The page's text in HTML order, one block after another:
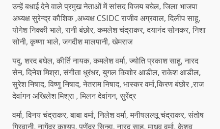
उन्हें बधाई देने वाले प्रमुख नेताओं में सांसद विजय बघेल, जिला भाजपा
अध्यक्ष सुरेन्द्र कौशिक ,अध्यक्ष CSIDC राजीव अग्रवाल, दिलीप साहू,
योगेश निक्की भाले, रानी बंछोर, कमलेश चंद्राकर, दयानंद सोनकर, निशा
सोनी, कृष्णा भाले, जगदीश मालपानी, खेमराज
यदु, शरद बघेल, कीर्ति नायक, कमलेश वर्मा, ज्योति प्रकाश साहू, नारद
सेन, दिनेश मिश्रा, संगीता धुरंधर, युगल किशोर आडील, राकेश आडील,
सुरेश निषाद, विष्णु निषाद, नेतराम निषाद, भास्कर वर्मा,किरण बंछोर ,राज
देवांगन अखिलेश मिश्रा , मिलन देवांगन, सुरेंद्र
वर्मा, विनय चंद्राकर, बाबा वर्मा, निलेश वर्मा, मनीषलल्लू चंद्राकर, संतोष
गिरवानी, नागेंद्र कश्यप, पुणेंद्र सिन्हा, नारद साहू, माधव वर्मा, केशव